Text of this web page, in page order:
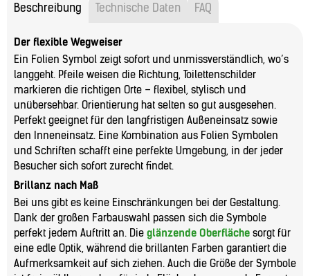
Beschreibung Technische Daten FAQ
Der flexible Wegweiser
Ein Folien Symbol zeigt sofort und unmissverständlich, wo’s
langgeht. Pfeile weisen die Richtung, Toilettenschilder
markieren die richtigen Orte – flexibel, stylisch und
unübersehbar. Orientierung hat selten so gut ausgesehen.
Perfekt geeignet für den langfristigen Außeneinsatz sowie
den Inneneinsatz. Eine Kombination aus Folien Symbolen
und Schriften schafft eine perfekte Umgebung, in der jeder
Besucher sich sofort zurecht findet.
Brillanz nach Maß
Bei uns gibt es keine Einschränkungen bei der Gestaltung.
Dank der großen Farbauswahl passen sich die Symbole
perfekt jedem Auftritt an. Die glänzende Oberfläche sorgt für
eine edle Optik, während die brillanten Farben garantiert die
Aufmerksamkeit auf sich ziehen. Auch die Größe der Symbole